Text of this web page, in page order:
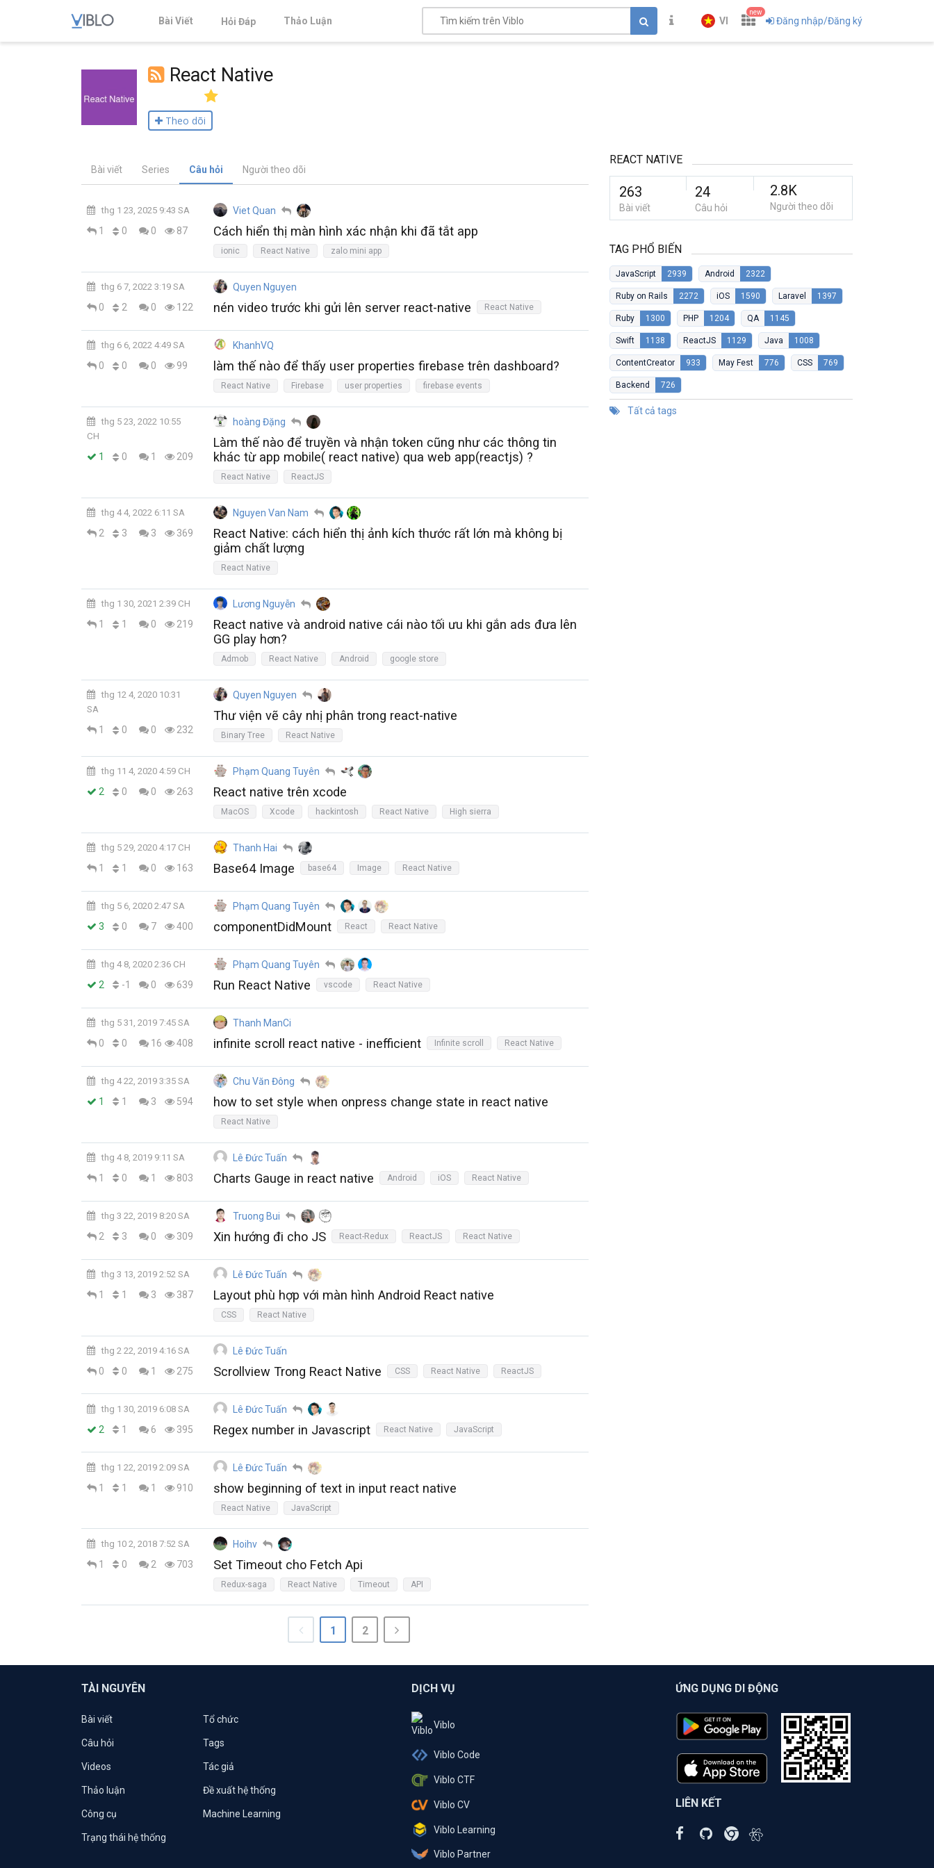
Bài Viết Hỏi Đáp Thảo Luận VI
new
Đăng nhập/Đăng ký
React Native
Theo dõi
Bài viết Series Câu hỏi Người theo dõi
thg 1 23, 2025 9:43 SA
1 0 0 87
Viet Quan
Cách hiển thị màn hình xác nhận khi đã tắt app
ionic React Native zalo mini app
thg 6 7, 2022 3:19 SA
0 2 0 122
Quyen Nguyen
nén video trước khi gửi lên server react-native React Native
thg 6 6, 2022 4:49 SA
0 0 0 99
KhanhVQ
làm thế nào để thấy user properties firebase trên dashboard?
React Native Firebase user properties firebase events
thg 5 23, 2022 10:55
CH
1 0 1 209
hoàng Đặng
Làm thế nào để truyền và nhận token cũng như các thông tin
khác từ app mobile( react native) qua web app(reactjs) ?
React Native ReactJS
thg 4 4, 2022 6:11 SA
2 3 3 369
Nguyen Van Nam
React Native: cách hiển thị ảnh kích thước rất lớn mà không bị
giảm chất lượng
React Native
thg 1 30, 2021 2:39 CH
1 1 0 219
Lương Nguyễn
React native và android native cái nào tối ưu khi gắn ads đưa lên
GG play hơn?
Admob React Native Android google store
thg 12 4, 2020 10:31
SA
1 0 0 232
Quyen Nguyen
Thư viện vẽ cây nhị phân trong react-native
Binary Tree React Native
thg 11 4, 2020 4:59 CH
2 0 0 263
Phạm Quang Tuyên
React native trên xcode
MacOS Xcode hackintosh React Native High sierra
thg 5 29, 2020 4:17 CH
1 1 0 163
Thanh Hai
Base64 Image base64 Image React Native
thg 5 6, 2020 2:47 SA
3 0 7 400
Phạm Quang Tuyên
componentDidMount React React Native
thg 4 8, 2020 2:36 CH
2 -1 0 639
Phạm Quang Tuyên
Run React Native vscode React Native
thg 5 31, 2019 7:45 SA
0 0 16 408
Thanh ManCi
infinite scroll react native - inefficient Infinite scroll React Native
thg 4 22, 2019 3:35 SA
1 1 3 594
Chu Văn Đông
how to set style when onpress change state in react native
React Native
thg 4 8, 2019 9:11 SA
1 0 1 803
Lê Đức Tuấn
Charts Gauge in react native Android iOS React Native
thg 3 22, 2019 8:20 SA
2 3 0 309
Truong Bui
Xin hướng đi cho JS React-Redux ReactJS React Native
thg 3 13, 2019 2:52 SA
1 1 3 387
Lê Đức Tuấn
Layout phù hợp với màn hình Android React native
CSS React Native
thg 2 22, 2019 4:16 SA
0 0 1 275
Lê Đức Tuấn
Scrollview Trong React Native CSS React Native ReactJS
thg 1 30, 2019 6:08 SA
2 1 6 395
Lê Đức Tuấn
Regex number in Javascript React Native JavaScript
thg 1 22, 2019 2:09 SA
1 1 1 910
Lê Đức Tuấn
show beginning of text in input react native
React Native JavaScript
thg 10 2, 2018 7:52 SA
1 0 2 703
Hoihv
Set Timeout cho Fetch Api
Redux-saga React Native Timeout API
1 2
REACT NATIVE
263
Bài viết
24
Câu hỏi
2.8K
Người theo dõi
TAG PHỔ BIẾN
JavaScript 2939 Android 2322
Ruby on Rails 2272 iOS 1590 Laravel 1397
Ruby 1300 PHP 1204 QA 1145
Swift 1138 ReactJS 1129 Java 1008
ContentCreator 933 May Fest 776 CSS 769
Backend 726
Tất cả tags
TÀI NGUYÊN
Bài viết Tổ chức
Câu hỏi Tags
Videos Tác giả
Thảo luận Đề xuất hệ thống
Công cụ Machine Learning
Trạng thái hệ thống
DỊCH VỤ
Viblo
Viblo Code
Viblo CTF
Viblo CV
Viblo Learning
Viblo Partner
ỨNG DỤNG DI ĐỘNG
LIÊN KẾT